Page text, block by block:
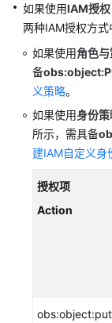
象
API
操
作
PUT
制
如果使用IAM授权
两种IAM授权方式
如果使用角色
备
义策略。
如果使用身份
所示， 需具备
建IAM自定义身
授权项
Action